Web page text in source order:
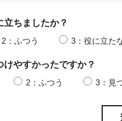
立ちましたか？
2：ふつう 3：役に立た
やすかったですか？
2：ふつう 3：見